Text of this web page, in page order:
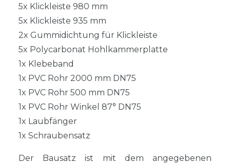
5x Klickleiste 980 mm
5x Klickleiste 935 mm
2x Gummidichtung für Klickleiste
5x Polycarbonat Hohlkammerplatte
1x Klebeband
1x PVC Rohr 2000 mm DN75
1x PVC Rohr 500 mm DN75
1x PVC Rohr Winkel 87° DN75
1x Laubfänger
1x Schraubensatz
Der Bausatz ist mit dem angegebenen